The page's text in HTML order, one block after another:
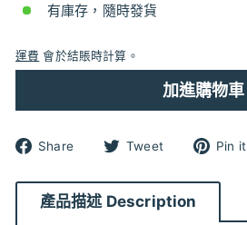
有庫存，隨時發貨
運費 會於結賬時計算。
加進購物車
Share
到
Facebook
Tweet
到
Twitter
Pin it
產品描述 Description